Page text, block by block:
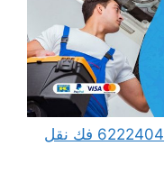
فني تكييف مركزي هندي الكويت 62224041 فك نقل